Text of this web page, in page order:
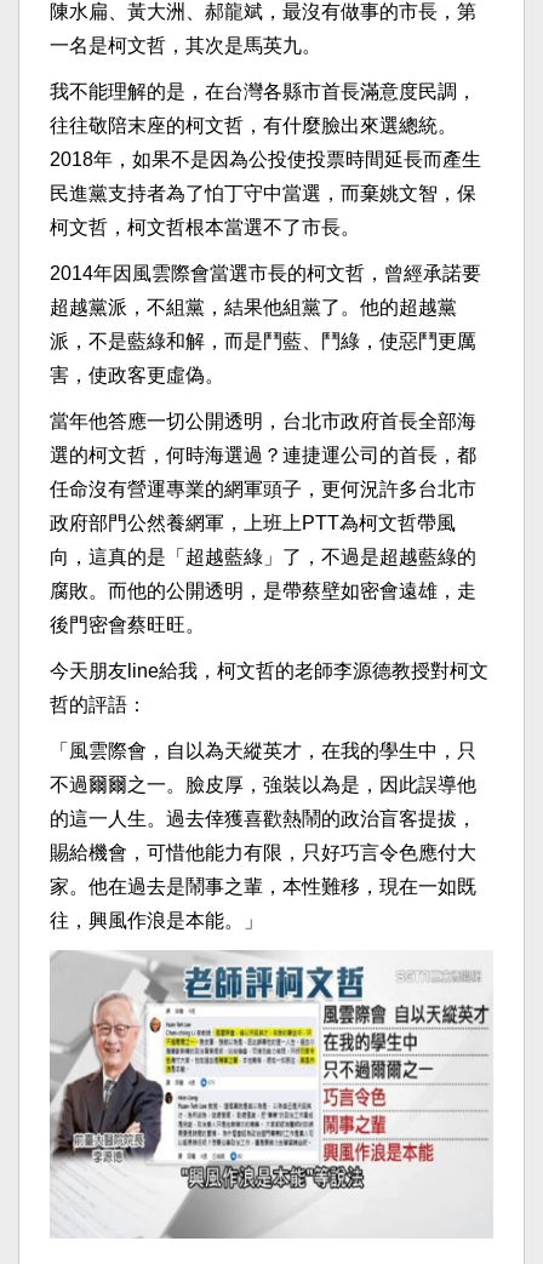
陳水扁、黃大洲、郝龍斌，最沒有做事的市長，第
一名是柯文哲，其次是馬英九。
我不能理解的是，在台灣各縣市首長滿意度民調，
往往敬陪末座的柯文哲，有什麼臉出來選總統。
2018年，如果不是因為公投使投票時間延長而產生
民進黨支持者為了怕丁守中當選，而棄姚文智，保
柯文哲，柯文哲根本當選不了市長。
2014年因風雲際會當選市長的柯文哲，曾經承諾要
超越黨派，不組黨，結果他組黨了。他的超越黨
派，不是藍綠和解，而是鬥藍、鬥綠，使惡鬥更厲
害，使政客更虛偽。
當年他答應一切公開透明，台北市政府首長全部海
選的柯文哲，何時海選過？連捷運公司的首長，都
任命沒有營運專業的網軍頭子，更何況許多台北市
政府部門公然養網軍，上班上PTT為柯文哲帶風
向，這真的是「超越藍綠」了，不過是超越藍綠的
腐敗。而他的公開透明，是帶蔡壁如密會遠雄，走
後門密會蔡旺旺。
今天朋友line給我，柯文哲的老師李源德教授對柯文
哲的評語：
「風雲際會，自以為天縱英才，在我的學生中，只
不過爾爾之一。臉皮厚，強裝以為是，因此誤導他
的這一人生。過去倖獲喜歡熱鬧的政治盲客提拔，
賜給機會，可惜他能力有限，只好巧言令色應付大
家。他在過去是鬧事之輩，本性難移，現在一如既
往，興風作浪是本能。」